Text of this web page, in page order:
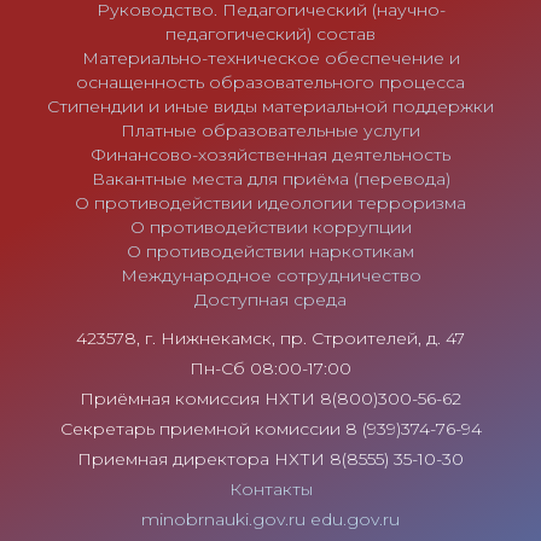
Руководство. Педагогический (научно-
педагогический) состав
Материально-техническое обеспечение и
оснащенность образовательного процесса
Стипендии и иные виды материальной поддержки
Платные образовательные услуги
Финансово-хозяйственная деятельность
Вакантные места для приёма (перевода)
О противодействии идеологии терроризма
О противодействии коррупции
О противодействии наркотикам
Международное сотрудничество
Доступная среда
423578, г. Нижнекамск, пр. Строителей, д. 47
Пн-Сб 08:00-17:00
Приёмная комиссия НХТИ 8(800)300-56-62
Секретарь приемной комиссии 8 (939)374-76-94
Приемная директора НХТИ 8(8555) 35-10-30
Контакты
minobrnauki.gov.ru edu.gov.ru